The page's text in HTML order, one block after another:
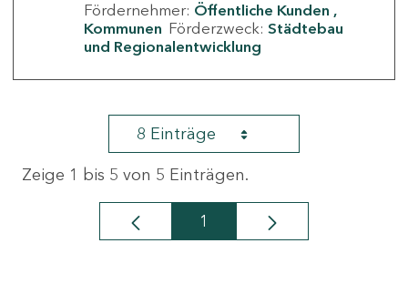
Fördernehmer: Öffentliche Kunden
Kommunen Förderzweck: Städtebau
und Regionalentwicklung
8 Einträge
Zeige 1 bis 5 von 5 Einträgen.
Seite
1